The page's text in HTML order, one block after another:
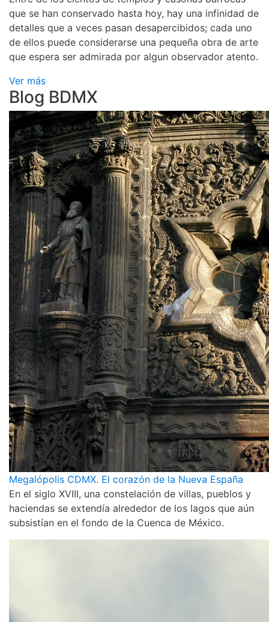
que se han conservado hasta hoy, hay una infinidad de
detalles que a veces pasan desapercibidos; cada uno
de ellos puede considerarse una pequeña obra de arte
que espera ser admirada por algun observador atento.
Ver más
Blog BDMX
Megalópolis CDMX. El corazón de la Nueva España
En el siglo XVIII, una constelación de villas, pueblos y
haciendas se extendía alrededor de los lagos que aún
subsistían en el fondo de la Cuenca de México.